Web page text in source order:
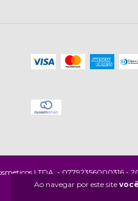
Ao navegar por este site
LTDA. - 07792356000316 -